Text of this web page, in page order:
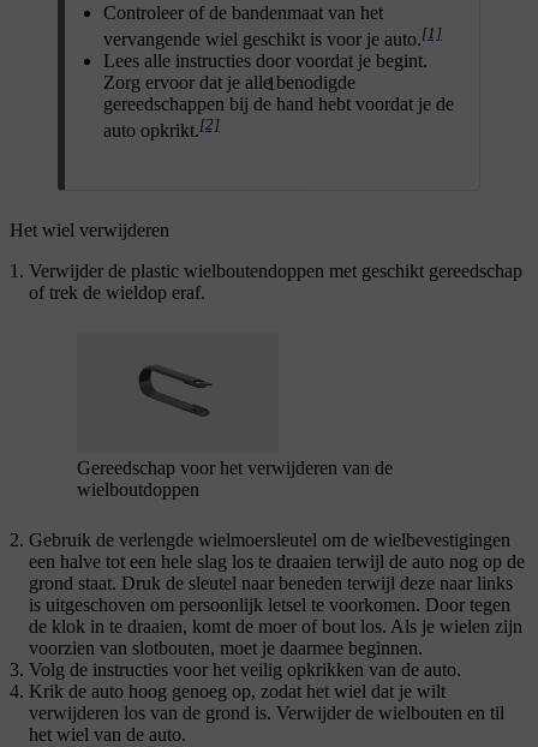
Controleer of de bandenmaat van het
vervangende wiel geschikt is voor je auto.[1]
Lees alle instructies door voordat je begint.
Zorg ervoor dat je alle benodigde
gereedschappen bij de hand hebt voordat je de
auto opkrikt.[2]
Het wiel verwijderen
Verwijder de plastic wielboutendoppen met geschikt gereedschap
of trek de wieldop eraf.
Gereedschap voor het verwijderen van de
wielboutdoppen
Gebruik de verlengde wielmoersleutel om de wielbevestigingen
een halve tot een hele slag los te draaien terwijl de auto nog op de
grond staat. Druk de sleutel naar beneden terwijl deze naar links
is uitgeschoven om persoonlijk letsel te voorkomen. Door tegen
de klok in te draaien, komt de moer of bout los. Als je wielen zijn
voorzien van slotbouten, moet je daarmee beginnen.
Volg de instructies voor het veilig opkrikken van de auto.
Krik de auto hoog genoeg op, zodat het wiel dat je wilt
verwijderen los van de grond is. Verwijder de wielbouten en til
het wiel van de auto.
1